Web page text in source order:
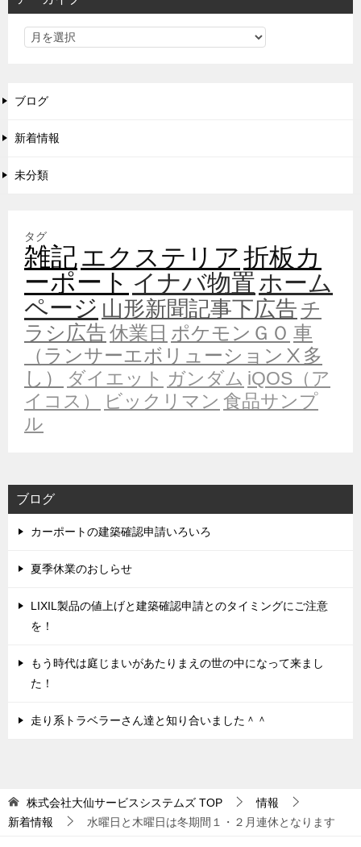
ブログ
新着情報
未分類
タグ
雑記エクステリア折板カ
ーポート イナバ物置ホーム
ページ 山形新聞記事下広告 チ
ラシ広告休業日 ポケモンＧＯ 車
（ランサーエボリューションⅩ多
し）
ダイエット ガンダム iQOS（ア
イコス）
ビックリマン 食品サンプ
ル
ブログ
カーポートの建築確認申請いろいろ
夏季休業のおしらせ
LIXIL製品の値上げと建築確認申請とのタイミングにご注意
を！
もう時代は庭じまいがあたりまえの世の中になって来まし
た！
走り系トラベラーさん達と知り合いました＾＾
株式会社大仙サービスシステムズ TOP
情報
新着情報
水曜日と木曜日は冬期間１・２月連休となります